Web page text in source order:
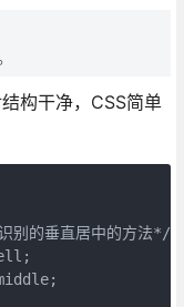
构干净，CSS简单